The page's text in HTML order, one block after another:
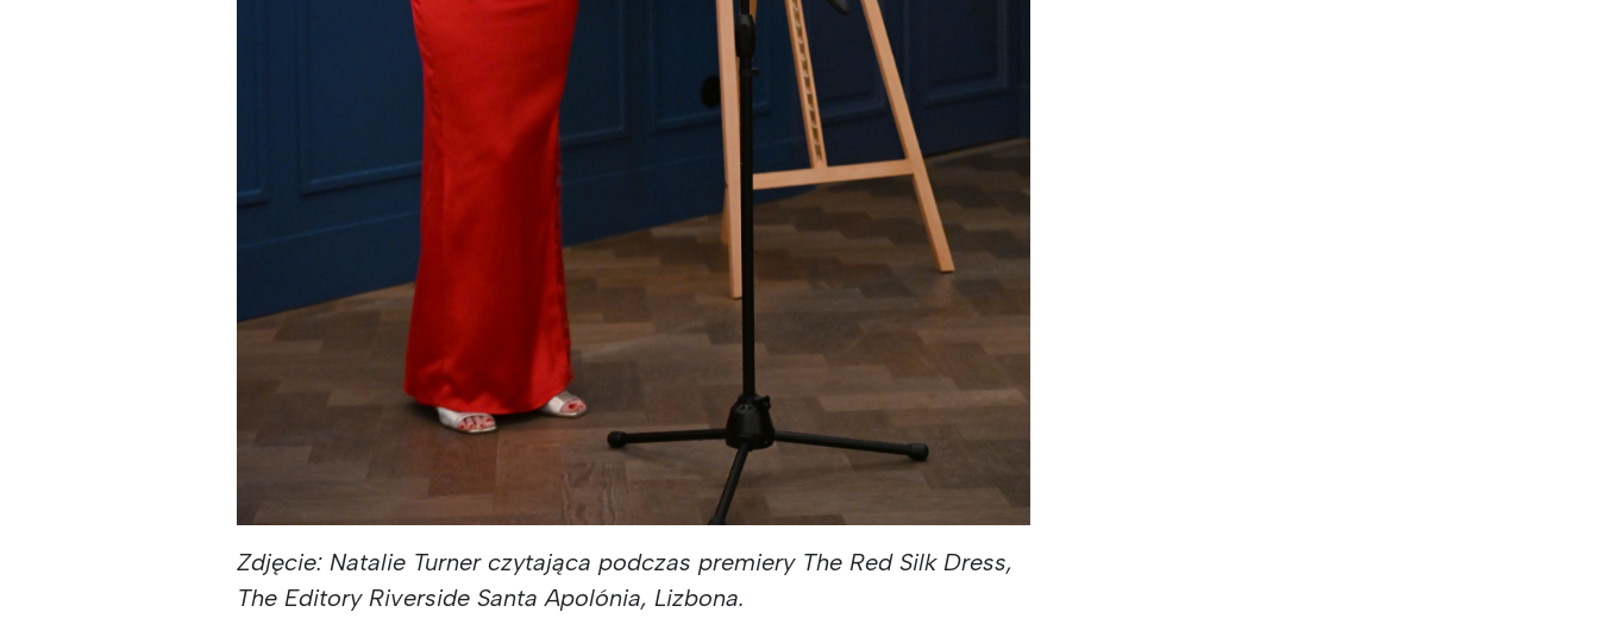
Zdjęcie: Natalie Turner czytająca podczas premiery The Red Silk Dress,
The Editory Riverside Santa Apolónia, Lizbona.